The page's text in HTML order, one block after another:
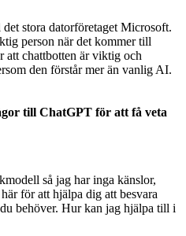
stora datorföretaget Microsoft.
person när det kommer till
att chattbotten är viktig och
den förstår mer än vanlig AI.
till ChatGPT för att få veta
så jag har inga känslor,
för att hjälpa dig att besvara
behöver. Hur kan jag hjälpa till i